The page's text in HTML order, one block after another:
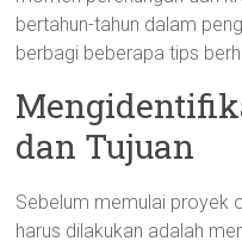
bertahun-tahun dalam
berbagi beberapa tips
dan Tujuan
Sebelum memulai proyek
harus dilakukan adalah